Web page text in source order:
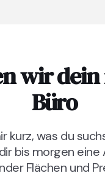
wir dein
Büro
kurz, was du
bis morgen eine
Flächen und